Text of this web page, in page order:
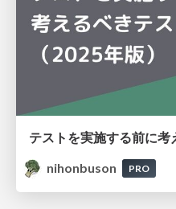
nihonbuson
PRO